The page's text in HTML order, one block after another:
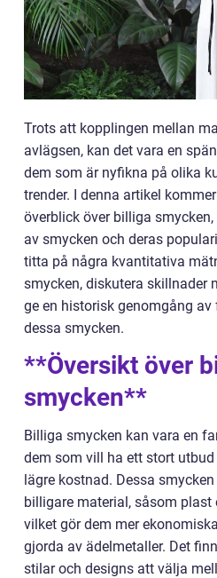
Trots att kopplingen mellan
avlägsen, kan det vara en
dem som är nyfikna på olika
trender. I denna artikel
överblick över billiga
av smycken och deras
titta på några kvantitativa
smycken, diskutera skillnader
ge en historisk genomgång av
dessa smycken.
**Översikt över
smycken**
Billiga smycken kan vara en
dem som vill ha ett stort
lägre kostnad. Dessa
billigare material, såsom plast
vilket gör dem mer
gjorda av ädelmetaller. Det
stilar och designs att välja